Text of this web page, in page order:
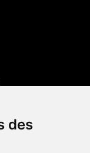
des